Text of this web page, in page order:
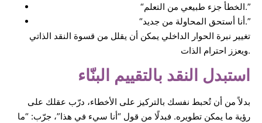
“الخطأ جزء طبيعي من التعلم.”
“أنا أستحق المحاولة من جديد.”
تغيير نبرة الحوار الداخلي يمكن أن يقلل من قسوة النقد الذاتي
ويعزز احترام الذات.
استبدل النقد بالتقييم البنّاء
بدلاً من أن تُحبط نفسك بالتركيز على الأخطاء، درّب عقلك على
رؤية ما يمكن تطويره. فبدلًا من قول “أنا سيء في هذا”، جرّب: “ما